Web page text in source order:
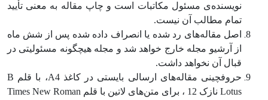
نویسنده‌ی مسئول مکاتبات است و چاپ مقاله به معنی تأیید
تمام مطالب آن نیست.
اصل مقاله‌های رد شده یا انصراف داده شده پس از شش ماه
از آرشیو مجله خارج خواهد شد و مجله هیچگونه مسئولیتی در
قبال آن نخواهد داشت.
حروفچینی مقاله‌های ارسالی بایستی در کاغذ A4، با قلم B
Lotus نازک 12 ، برای متن‌های لاتین با قلم Times New Roman